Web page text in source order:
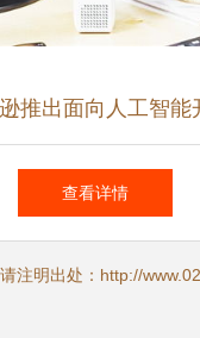
推出面向人工智能
AI摄像头，助力应用
查看详情
注明出处：http://